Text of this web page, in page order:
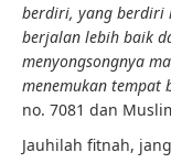
berdiri, yang berdiri
berjalan lebih baik
menyongsongnya
menemukan tempat
no. 7081 dan
Jauhilah fitnah,